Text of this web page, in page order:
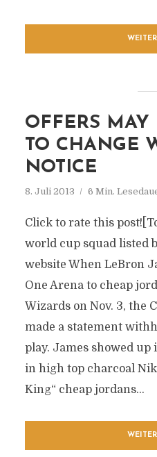
OFFERS MAY
TO CHANGE
NOTICE
8. Juli 2013 6 Min.
Click to rate this
world cup squad listed
website When LeBron
One Arena to cheap
Wizards on Nov. 3, the
made a statement
play. James showed
in high top charcoal
King“ cheap jordans...